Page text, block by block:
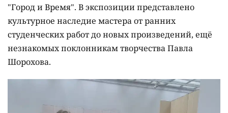
"Город и Время". В экспозиции представлено
культурное наследие мастера от ранних
студенческих работ до новых произведений, ещё
незнакомых поклонникам творчества Павла
Шорохова.